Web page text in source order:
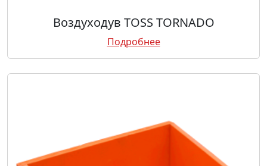
Воздуходув TOSS TORNADO
Подробнее